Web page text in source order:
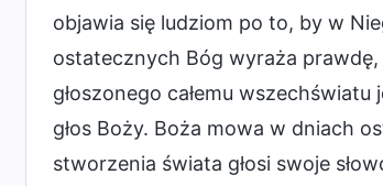
objawia się ludziom po to, by w
ostatecznych Bóg wyraża prawdę,
głoszonego całemu
głos Boży. Boża mowa w dniach
stworzenia świata głosi swoje